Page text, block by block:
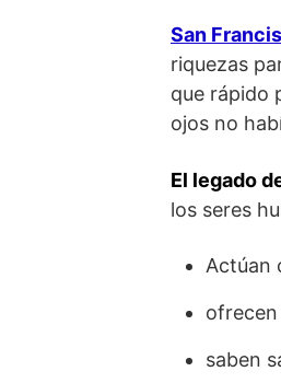
San
riquezas
que rápido
ojos no
El legado
los seres
Actúan
saben